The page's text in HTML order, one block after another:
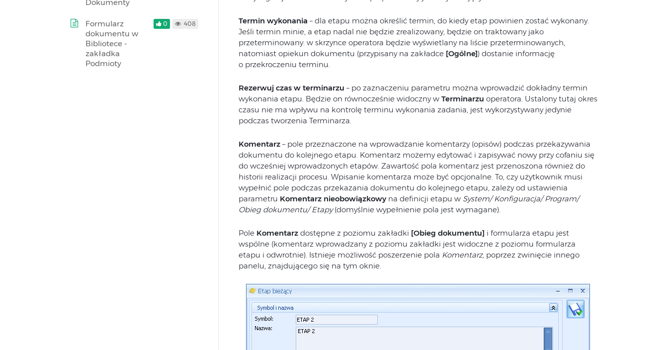
Termin wykonania – dla etapu można określić termin, do kiedy etap powinien zostać wykonany.
Jeśli termin minie, a etap nadal nie będzie zrealizowany, będzie on traktowany jako
przeterminowany: w skrzynce operatora będzie wyświetlany na liście przeterminowanych,
natomiast opiekun dokumentu (przypisany na zakładce [Ogólne]) dostanie informację
o przekroczeniu terminu.
Rezerwuj czas w terminarzu – po zaznaczeniu parametru można wprowadzić dokładny termin
wykonania etapu. Będzie on równocześnie widoczny w Terminarzu operatora. Ustalony tutaj okres
czasu nie ma wpływu na kontrolę terminu wykonania zadania, jest wykorzystywany jedynie
podczas tworzenia Terminarza.
Komentarz– pole przeznaczone na wprowadzanie komentarzy (opisów) podczas przekazywania
dokumentu do kolejnego etapu. Komentarz możemy edytować i zapisywać nowy przy cofaniu się
do wcześniej wprowadzonych etapów. Zawartość pola komentarz jest przenoszona również do
historii realizacji procesu. Wpisanie komentarza może być opcjonalne. To, czy użytkownik musi
wypełnić pole podczas przekazania dokumentu do kolejnego etapu, zależy od ustawienia
parametru Komentarz nieobowiązkowyna definicji etapu w System/ Konfiguracja/ Program/
Obieg dokumentu/ Etapy(domyślnie wypełnienie pola jest wymagane).
Pole Komentarzdostępne z poziomu zakładki [Obieg dokumentu] i formularza etapu jest
wspólne (komentarz wprowadzany z poziomu zakładki jest widoczne z poziomu formularza
etapu i odwrotnie). Istnieje możliwość poszerzenie pola Komentarz,poprzez zwinięcie innego
panelu, znajdującego się na tym oknie.
Dokumenty
Formularz
dokumentu w
Bibliotece -
zakładka
Podmioty
0 408